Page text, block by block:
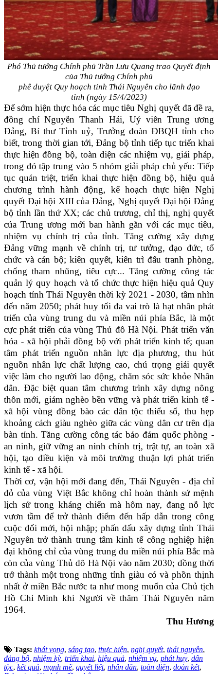
Phó Thủ tướng Chính phủ Trần Lưu Quang trao Quyết định
của Thủ tướng Chính phủ
phê duyệt Quy hoạch tỉnh Thái Nguyên cho lãnh đạo
tỉnh (ngày 15/4/2023)
Để sớm hiện thực hóa các mục tiêu Nghị quyết đã đề ra,
đồng chí Nguyễn Thanh Hải, Uỷ viên Trung ương
Đảng, Bí thư Tỉnh uỷ, Trưởng đoàn ĐBQH tỉnh cho
biết, trong thời gian tới, Đảng bộ tỉnh tiếp tục triển khai
thực hiện đồng bộ, toàn diện các nhiệm vụ, giải pháp,
trong đó tập trung vào 5 nhóm giải pháp chủ yếu: Tiếp
tục quán triệt, triển khai thực hiện đồng bộ, hiệu quả
chương trình hành động, kế hoạch thực hiện Nghị
quyết Đại hội XIII của Đảng, Nghị quyết Đại hội Đảng
bộ tỉnh lần thứ XX; các chủ trương, chỉ thị, nghị quyết
của Trung ương mới ban hành gắn với các mục tiêu,
nhiệm vụ chính trị của tỉnh. Tăng cường xây dựng
Đảng vững mạnh về chính trị, tư tưởng, đạo đức, tổ
chức và cán bộ; kiên quyết, kiên trì đấu tranh phòng,
chống tham nhũng, tiêu cực... Tăng cường công tác
quản lý quy hoạch và tổ chức thực hiện hiệu quả Quy
hoạch tỉnh Thái Nguyên thời kỳ 2021 - 2030, tầm nhìn
đến năm 2050; phát huy tối đa vai trò là hạt nhân phát
triển của vùng trung du và miền núi phía Bắc, là một
cực phát triển của vùng Thủ đô Hà Nội. Phát triển văn
hóa - xã hội phải đồng bộ với phát triển kinh tế; quan
tâm phát triển nguồn nhân lực địa phương, thu hút
nguồn nhân lực chất lượng cao, chú trọng giải quyết
việc làm cho người lao động, chăm sóc sức khỏe Nhân
dân. Đặc biệt quan tâm chương trình xây dựng nông
thôn mới, giảm nghèo bền vững và phát triển kinh tế -
xã hội vùng đồng bào các dân tộc thiểu số, thu hẹp
khoảng cách giàu nghèo giữa các vùng dân cư trên địa
bàn tỉnh. Tăng cường công tác bảo đảm quốc phòng -
an ninh, giữ vững an ninh chính trị, trật tự, an toàn xã
hội, tạo điều kiện và môi trường thuận lợi phát triển
kinh tế - xã hội.
Thời cơ, vận hội mới đang đến, Thái Nguyên - địa chỉ
đỏ của vùng Việt Bắc không chỉ hoàn thành sứ mệnh
lịch sử trong kháng chiến mà hôm nay, đang nỗ lực
vươn tầm để trở thành điểm đến hấp dẫn trong công
cuộc đổi mới, hội nhập; phấn đấu xây dựng tỉnh Thái
Nguyên trở thành trung tâm kinh tế công nghiệp hiện
đại không chỉ của vùng trung du miền núi phía Bắc mà
còn của vùng Thủ đô Hà Nội vào năm 2030; đồng thời
trở thành một trong những tỉnh giàu có và phồn thịnh
nhất ở miền Bắc nước ta như mong muốn của Chủ tịch
Hồ Chí Minh khi Người về thăm Thái Nguyên năm
1964.
Thu Hương
Tags: khát vọng, sáng tạo, thực hiện, nghị quyết, thái nguyên,
đảng bộ, nhiệm kỳ, triển khai, hiệu quả, nhiệm vụ, phát huy, dân
tộc, kết quả, mạnh mẽ, quyết liệt, nhân dân, toàn diện, đoàn kết,